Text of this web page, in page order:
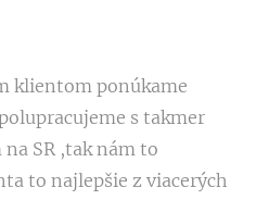
klientom ponúkame
s takmer
SR ,tak nám to
to najlepšie z viacerých